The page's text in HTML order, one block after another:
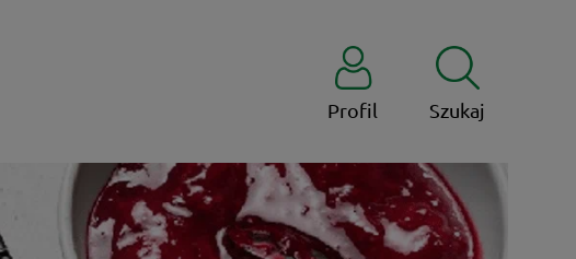
Profil Szukaj